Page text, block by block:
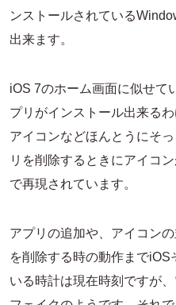
ンストールされている
出来ます。
iOS 7のホーム画面に似せて
プリがインストール出来る
アイコンなどほんとうにそ
リを削除するときにアイコ
で再現されています。
アプリの追加や、アイコン
を削除する時の動作まで
いる時計は現在時刻ですが